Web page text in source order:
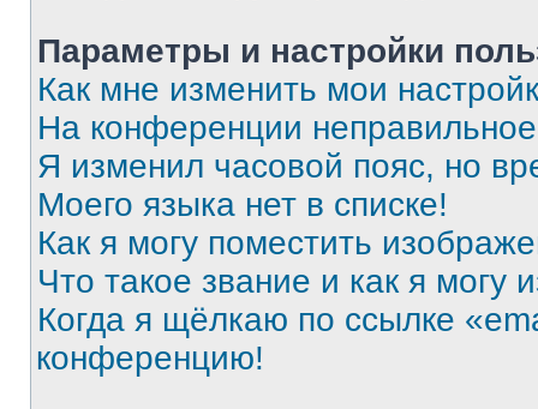
Параметры и настройки
Как мне изменить мои
На конференции
Я изменил часовой пояс, но
Моего языка нет в списке!
Как я могу поместить
Что такое звание и как я могу
Когда я щёлкаю по ссылке
конференцию!